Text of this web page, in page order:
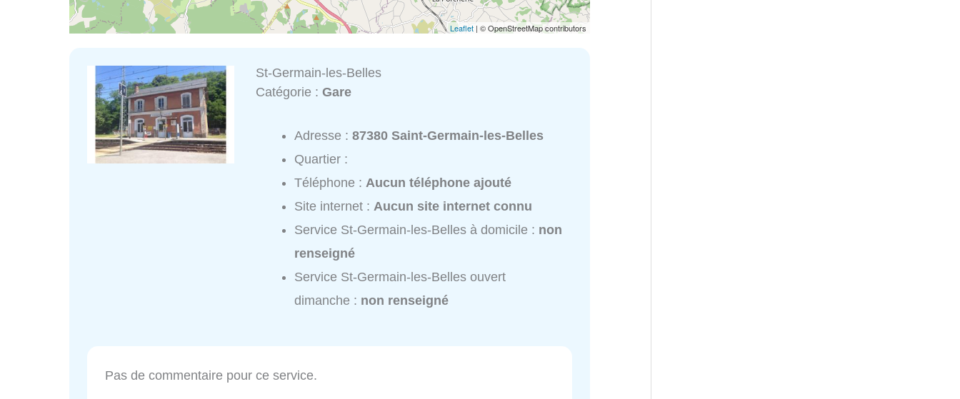
Leaflet | © OpenStreetMap contributors
St-Germain-les-Belles
Catégorie :Gare
Adresse :87380 Saint-Germain-les-Belles
Quartier :
Téléphone :Aucun téléphone ajouté
Site internet :Aucun site internet connu
Service St-Germain-les-Belles à domicile : non
renseigné
Service St-Germain-les-Belles ouvert
dimanche : non renseigné
Pas de commentaire pour ce service.